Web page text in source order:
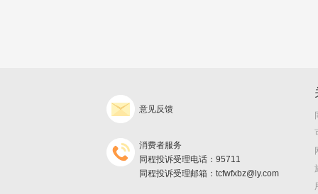
意见反馈
消费者服务
同程投诉受理电话：95711
同程投诉受理邮箱：tcfwfxbz@ly.com